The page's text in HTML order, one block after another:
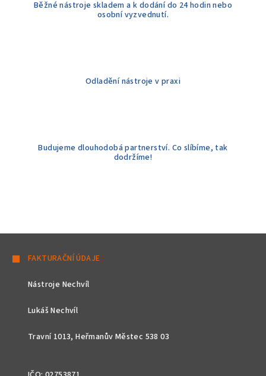
v
u
Běžné nástroje skladem a k dodání do 24 hodin nebo
osobní vyzvednutí.
Odladění nástroje v praxi
Budujeme dlouhodobá partnerství. Co slíbíme, tak
dodržíme!
FAKTURAČNÍ ÚDAJE
Nástroje Nechvíl
Lukáš Nechvíl
Travní 1013, Heřmanův Městec 538 03